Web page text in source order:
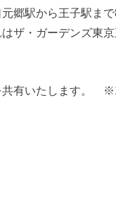
郷駅から王子駅ま
ザ・ガーデンズ東
共有いたします。